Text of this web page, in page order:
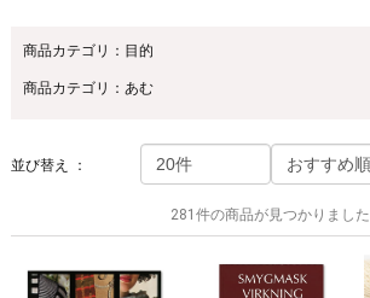
商品カテゴリ：目的
商品カテゴリ：あむ
並び替え ：
281件の商品が見つかりました